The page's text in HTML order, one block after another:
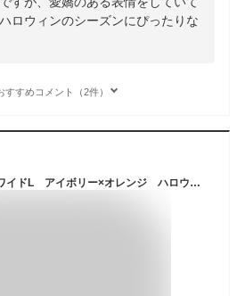
ロウィンのシーズンにぴったりな
すすめコメント（2件）
鉢 ジャックオーランタンワイドL アイボリー×オレンジ ハロウィン 植木鉢 観葉植物 関東当日便